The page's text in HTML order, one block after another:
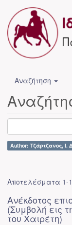
Αναζήτηση
Author: Τζάρτζανος, Ι.
Αποτελέσματα 1-
Ανέκδοτος
(Συμβολή εις
του Χαιρέτη)